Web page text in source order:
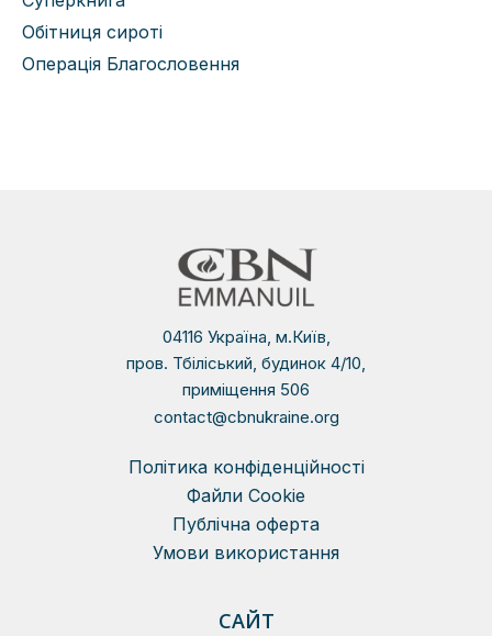
Обітниця сироті
Операція Благословення
04116 Україна, м.Київ,
пров. Тбіліський, будинок 4/10,
приміщення 506
contact@cbnukraine.org
Політика конфіденційності
Файли Сookie
Публічна оферта
Умови використання
САЙТ